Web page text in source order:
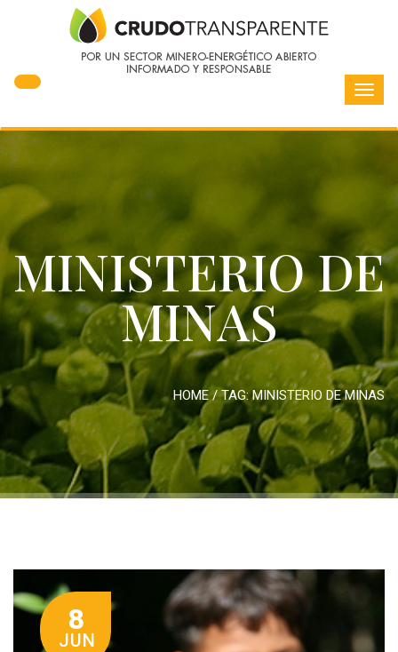
MINISTERIO DE
MINAS
HOME/ TAG:MINISTERIO DE MINAS
8
JUN